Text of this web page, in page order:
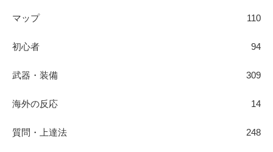
マップ 110
初心者 94
武器・装備 309
海外の反応 14
質問・上達法 248